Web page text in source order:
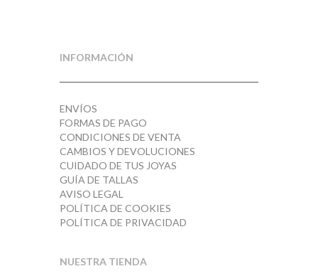
INFORMACIÓN
ENVÍOS
FORMAS DE PAGO
CONDICIONES DE VENTA
CAMBIOS Y DEVOLUCIONES
CUIDADO DE TUS JOYAS
GUÍA DE TALLAS
AVISO LEGAL
POLÍTICA DE COOKIES
POLÍTICA DE PRIVACIDAD
NUESTRA TIENDA